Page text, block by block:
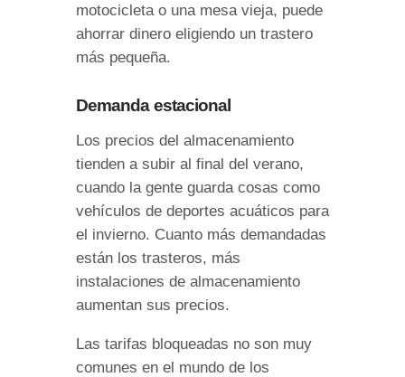
motocicleta o una mesa vieja, puede
ahorrar dinero eligiendo un trastero
más pequeña.
Demanda estacional
Los precios del almacenamiento
tienden a subir al final del verano,
cuando la gente guarda cosas como
vehículos de deportes acuáticos para
el invierno. Cuanto más demandadas
están los trasteros, más
instalaciones de almacenamiento
aumentan sus precios.
Las tarifas bloqueadas no son muy
comunes en el mundo de los